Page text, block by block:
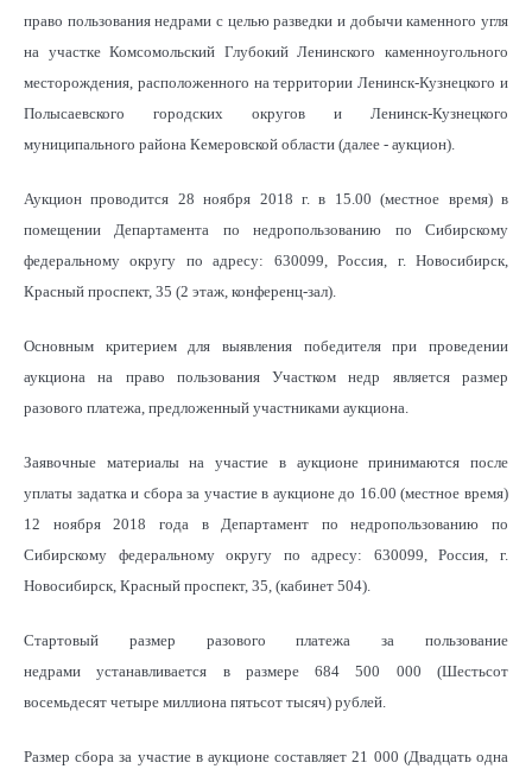
право пользования недрами с целью разведки и добычи каменного угля
на участке Комсомольский Глубокий Ленинского каменноугольного
месторождения, расположенного на территории Ленинск-Кузнецкого и
Полысаевского городских округов и Ленинск-Кузнецкого
муниципального района Кемеровской области (далее - аукцион).
Аукцион проводится 28 ноября 2018 г. в 15.00 (местное время) в
помещении Департамента по недропользованию по Сибирскому
федеральному округу по адресу: 630099, Россия, г. Новосибирск,
Красный проспект, 35 (2 этаж, конференц-зал).
Основным критерием для выявления победителя при проведении
аукциона на право пользования Участком недр является размер
разового платежа, предложенный участниками аукциона.
Заявочные материалы на участие в аукционе принимаются после
уплаты задатка и сбора за участие в аукционе до 16.00 (местное время)
12 ноября 2018 года в Департамент по недропользованию по
Сибирскому федеральному округу по адресу: 630099, Россия, г.
Новосибирск, Красный проспект, 35, (кабинет 504).
Стартовый размер разового платежа за пользование
недрами устанавливается в размере 684 500 000 (Шестьсот
восемьдесят четыре миллиона пятьсот тысяч) рублей.
Размер сбора за участие в аукционе составляет 21 000 (Двадцать одна